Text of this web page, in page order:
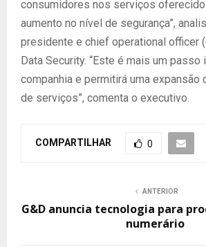
consumidores nos serviços
aumento no nível de segurança”,
presidente e chief operational officer
Data Security. “Este é mais um passo
companhia e permitirá uma expansão
de serviços”, comenta o executivo.
COMPARTILHAR 0
ANTERIOR
G&D anuncia tecnologia para
numerário